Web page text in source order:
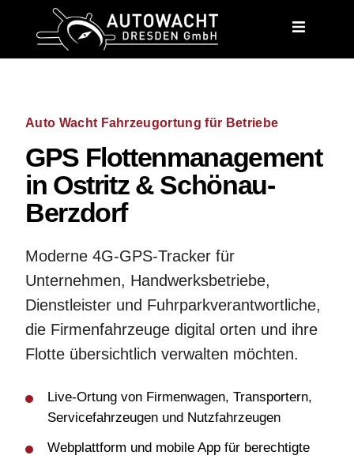
Auto Wacht Fahrzeugortung für Betriebe
GPS Flottenmanagement
in Ostritz & Schönau-
Berzdorf
Moderne 4G-GPS-Tracker für
Unternehmen, Handwerksbetriebe,
Dienstleister und Fuhrparkverantwortliche,
die Firmenfahrzeuge digital orten und ihre
Flotte übersichtlich verwalten möchten.
Live-Ortung von Firmenwagen, Transportern,
Servicefahrzeugen und Nutzfahrzeugen
Webplattform und mobile App für berechtigte